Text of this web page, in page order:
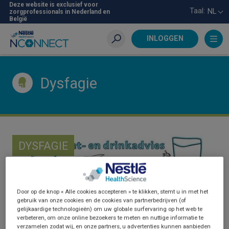
Skip
main
content
Deze website is exclusief voor
zorgprofessionals in Nederland en
België
Taal: NL
INLOGGEN
Zoeken
Dysfagie
DYSFAGIE
Door op de knop « Alle cookies accepteren » te klikken, stemt u in met het
gebruik van onze cookies en de cookies van partnerbedrijven (of
gelijkaardige technologieën) om uw globale surfervaring op het web te
verbeteren, om onze online bezoekers te meten en nuttige informatie te
verzamelen zodat wij, en onze partners, u advertenties kunnen aanbieden